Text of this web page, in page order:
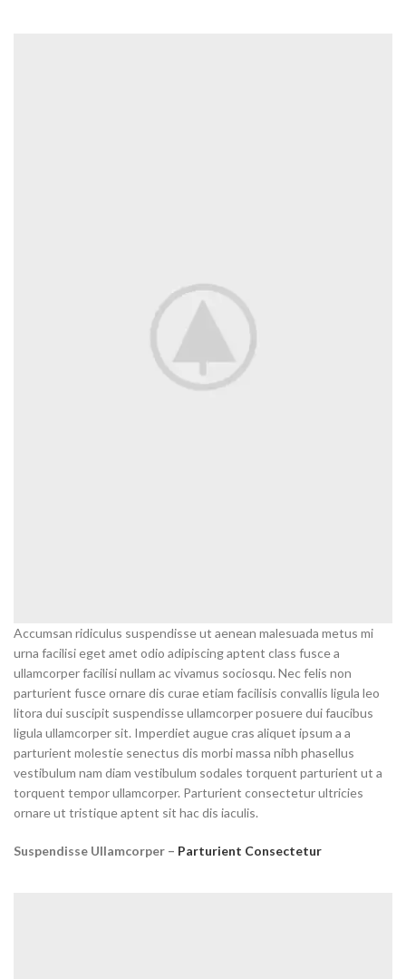
Accumsan ridiculus suspendisse ut aenean malesuada metus mi
urna facilisi eget amet odio adipiscing aptent class fusce a
ullamcorper facilisi nullam ac vivamus sociosqu. Nec felis non
parturient fusce ornare dis curae etiam facilisis convallis ligula leo
litora dui suscipit suspendisse ullamcorper posuere dui faucibus
ligula ullamcorper sit. Imperdiet augue cras aliquet ipsum a a
parturient molestie senectus dis morbi massa nibh phasellus
vestibulum nam diam vestibulum sodales torquent parturient ut a
torquent tempor ullamcorper. Parturient consectetur ultricies
ornare ut tristique aptent sit hac dis iaculis.
Suspendisse Ullamcorper – Parturient Consectetur